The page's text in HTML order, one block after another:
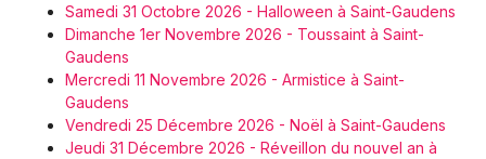
Samedi 31 Octobre 2026 - Halloween à Saint-Gaudens
Dimanche 1er Novembre 2026 - Toussaint à Saint-
Gaudens
Mercredi 11 Novembre 2026 - Armistice à Saint-
Gaudens
Vendredi 25 Décembre 2026 - Noël à Saint-Gaudens
Jeudi 31 Décembre 2026 - Réveillon du nouvel an à